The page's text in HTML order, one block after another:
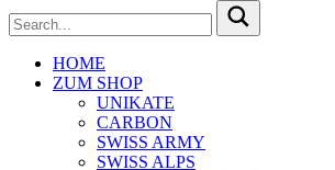
HOME
ZUM SHOP
UNIKATE
CARBON
SWISS ARMY
SWISS ALPS